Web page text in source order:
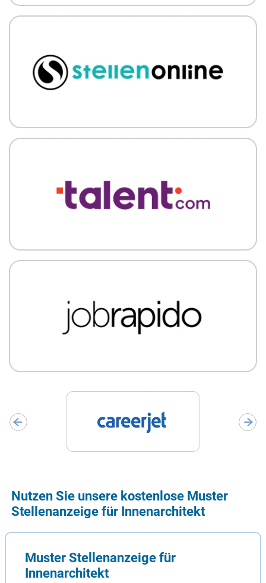
Nutzen Sie unsere kostenlose Muster
Stellenanzeige für Innenarchitekt
Muster Stellenanzeige für
Innenarchitekt